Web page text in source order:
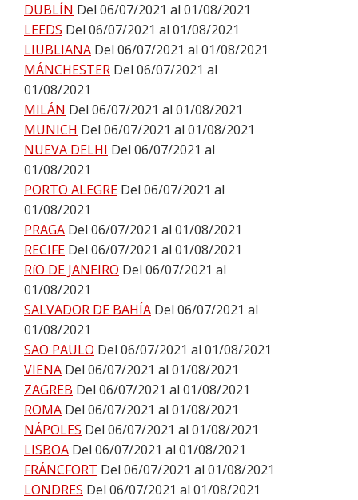
DUBLÍN Del 06/07/2021 al 01/08/2021
LEEDS Del 06/07/2021 al 01/08/2021
LIUBLIANA Del 06/07/2021 al 01/08/2021
MÁNCHESTER Del 06/07/2021 al
01/08/2021
MILÁN Del 06/07/2021 al 01/08/2021
MUNICH Del 06/07/2021 al 01/08/2021
NUEVA DELHI Del 06/07/2021 al
01/08/2021
PORTO ALEGRE Del 06/07/2021 al
01/08/2021
PRAGA Del 06/07/2021 al 01/08/2021
RECIFE Del 06/07/2021 al 01/08/2021
RíO DE JANEIRO Del 06/07/2021 al
01/08/2021
SALVADOR DE BAHÍA Del 06/07/2021 al
01/08/2021
SAO PAULO Del 06/07/2021 al 01/08/2021
VIENA Del 06/07/2021 al 01/08/2021
ZAGREB Del 06/07/2021 al 01/08/2021
ROMA Del 06/07/2021 al 01/08/2021
NÁPOLES Del 06/07/2021 al 01/08/2021
LISBOA Del 06/07/2021 al 01/08/2021
FRÁNCFORT Del 06/07/2021 al 01/08/2021
LONDRES Del 06/07/2021 al 01/08/2021